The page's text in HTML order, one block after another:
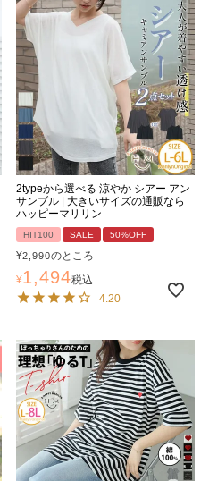
2typeから選べる 涼やか シアー アン
サンブル | 大きいサイズの通販なら
ハッピーマリリン
HIT100 SALE 50%OFF
¥2,990のところ
¥1,494税込
4.20